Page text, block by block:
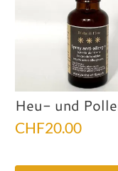
Heu- und
CHF20.00